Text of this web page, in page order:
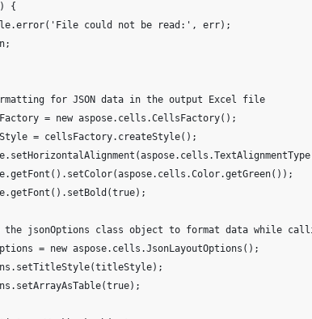
{
could not be read:', err);
for JSON data in the output Excel file
= new aspose.cells.CellsFactory();
= cellsFactory.createStyle();
jsonOptions class object to format data while
= new aspose.cells.JsonLayoutOptions();